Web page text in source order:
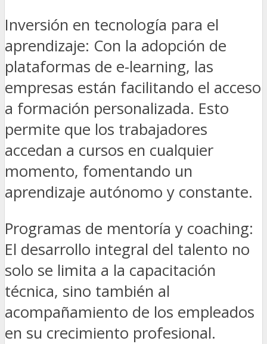
Inversión en tecnología para el
aprendizaje: Con la adopción de
plataformas de e-learning, las
empresas están facilitando el acceso
a formación personalizada. Esto
permite que los trabajadores
accedan a cursos en cualquier
momento, fomentando un
aprendizaje autónomo y constante.
Programas de mentoría y coaching:
El desarrollo integral del talento no
solo se limita a la capacitación
técnica, sino también al
acompañamiento de los empleados
en su crecimiento profesional.